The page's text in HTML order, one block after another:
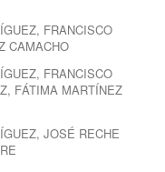
FRANCISCO
CAMACHO
FRANCISCO
FÁTIMA MARTÍNEZ
JOSÉ RECHE